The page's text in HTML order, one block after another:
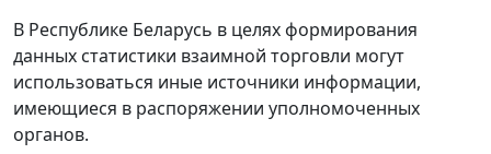
В Республике Беларусь в целях формирования
данных статистики взаимной торговли могут
использоваться иные источники информации,
имеющиеся в распоряжении уполномоченных
органов.